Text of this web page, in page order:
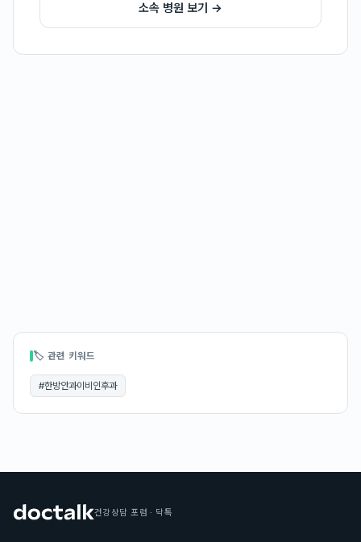
소속 병원 보기 →
🏷 관련 키워드
#한방안과이비인후과
건강상담 포럼 · 닥톡